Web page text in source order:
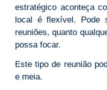
estratégico aconteça
local é flexível. Pode
reuniões, quanto
possa focar.
Este tipo de reunião
e meia.